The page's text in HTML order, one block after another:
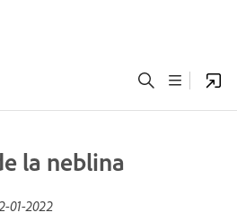
la neblina
01-2022